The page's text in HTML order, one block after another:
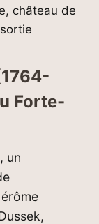
château de
Forte-
, un